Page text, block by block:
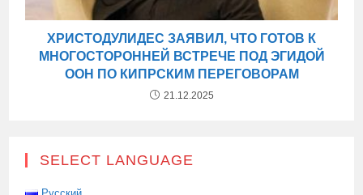
ХРИСТОДУЛИДЕС ЗАЯВИЛ, ЧТО ГОТОВ К
МНОГОСТОРОННЕЙ ВСТРЕЧЕ ПОД ЭГИДОЙ
ООН ПО КИПРСКИМ ПЕРЕГОВОРАМ
21.12.2025
SELECT LANGUAGE